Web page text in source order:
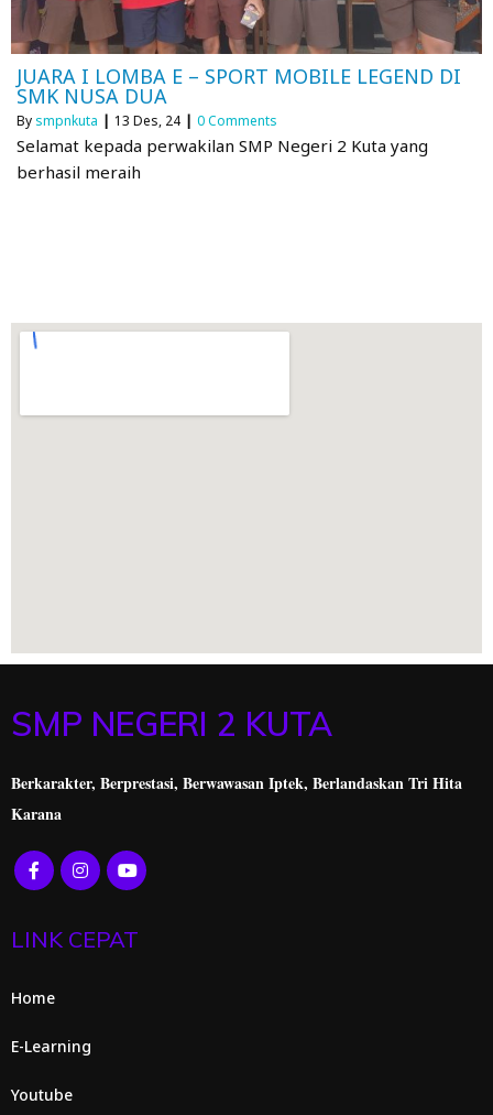
JUARA I LOMBA E – SPORT MOBILE LEGEND DI
SMK NUSA DUA
By smpnkuta | 13 Des, 24 | 0 Comments
Selamat kepada perwakilan SMP Negeri 2 Kuta yang
berhasil meraih
SMP NEGERI 2 KUTA
Berkarakter, Berprestasi, Berwawasan Iptek, Berlandaskan Tri Hita
Karana
LINK CEPAT
Home
E-Learning
Youtube